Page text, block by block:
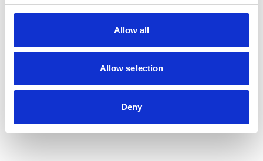
Allow all
Allow selection
Deny